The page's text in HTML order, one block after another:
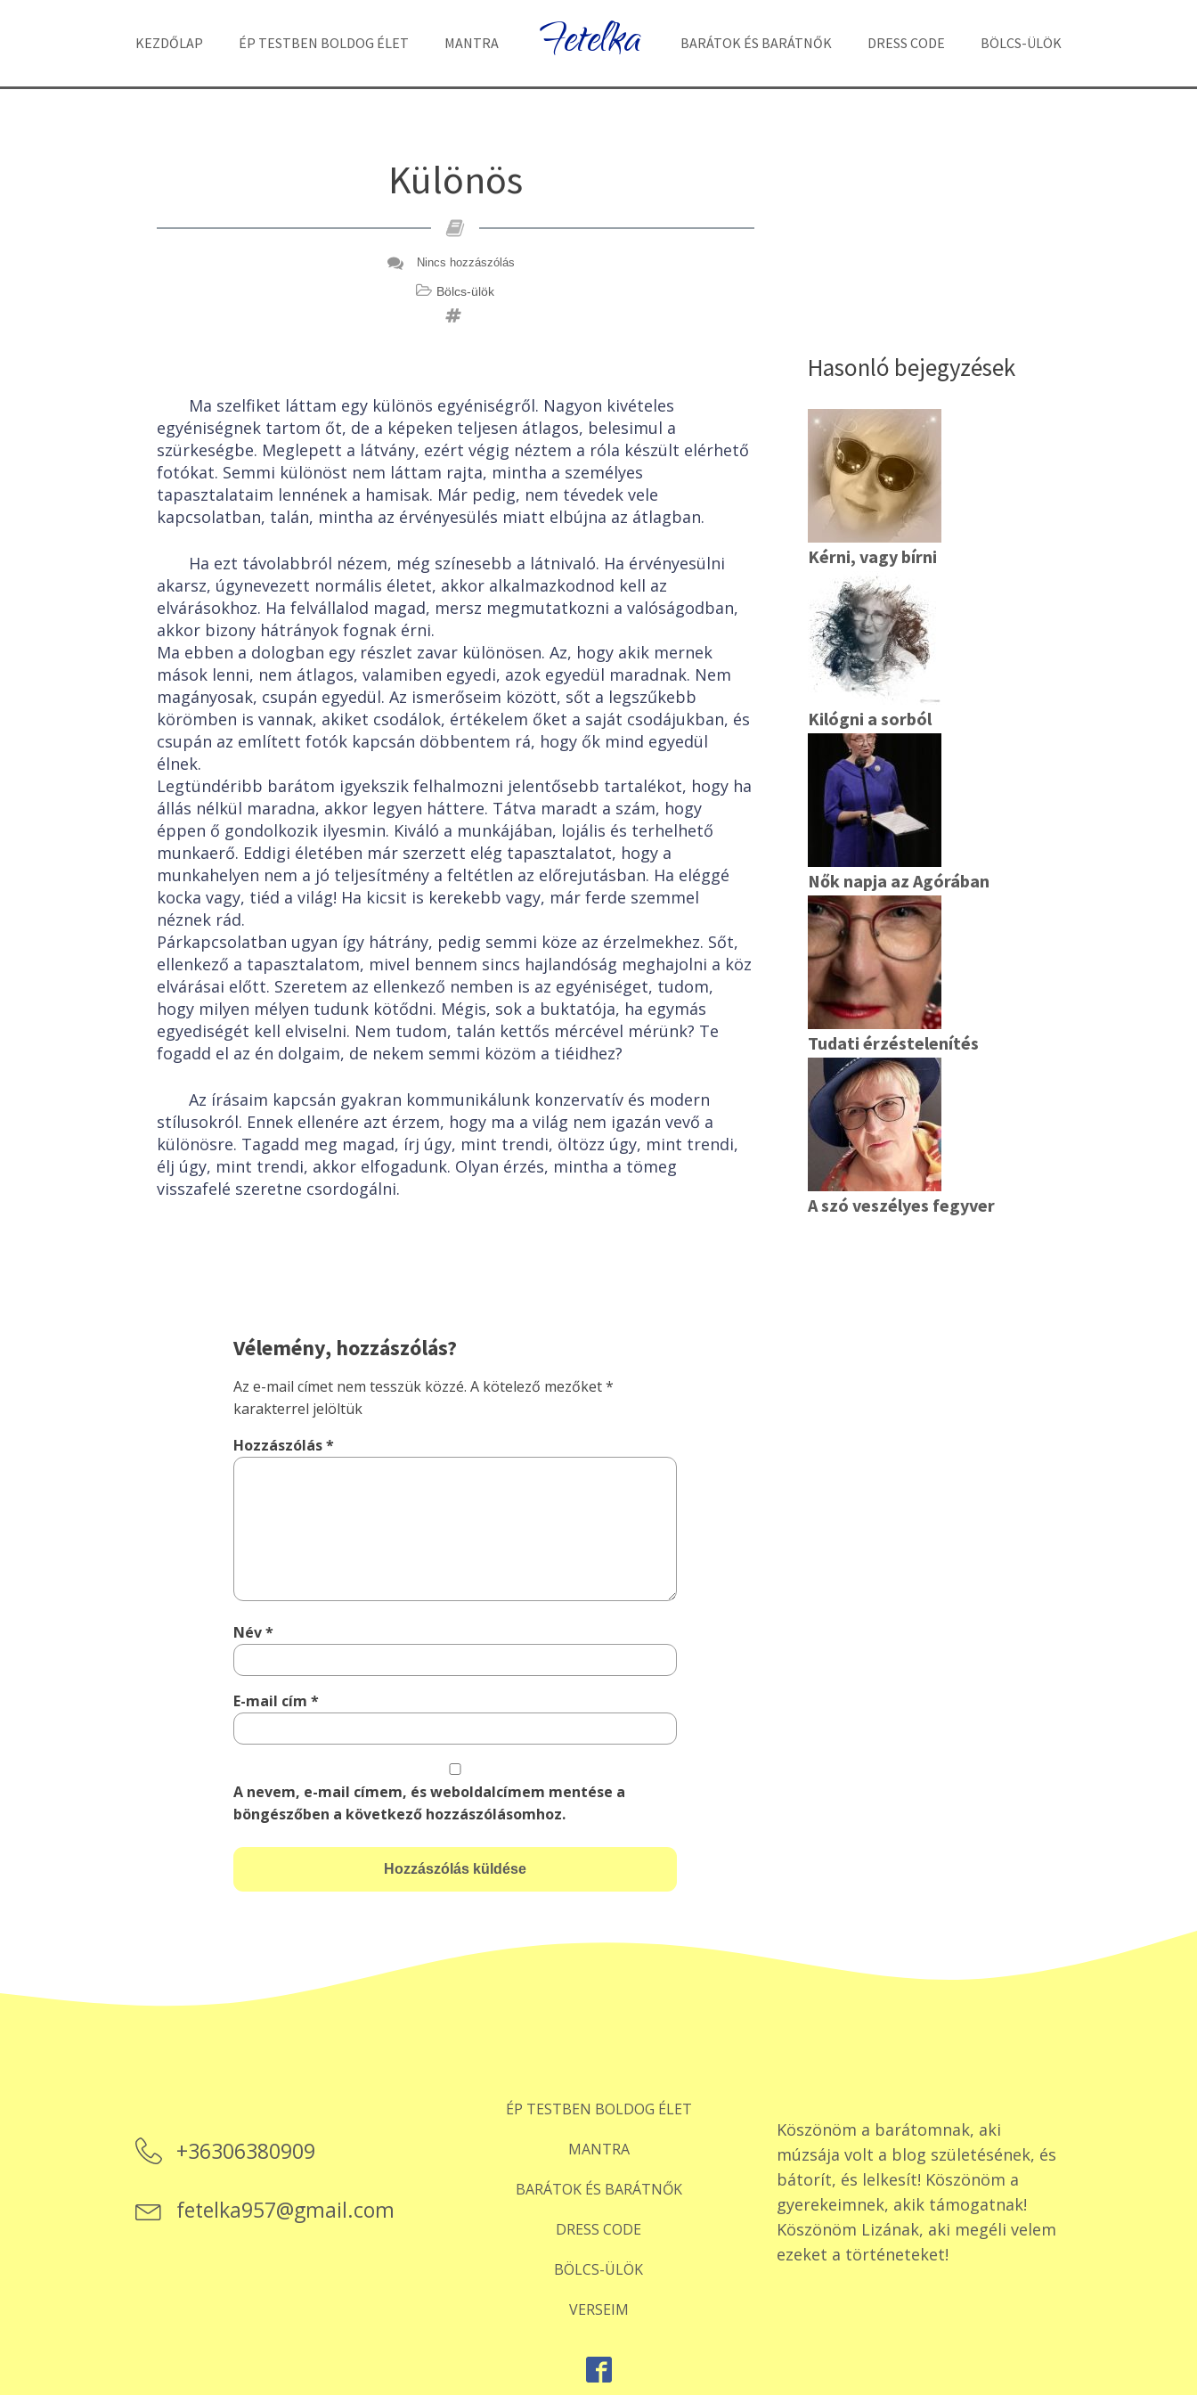
KEZDŐLAP ÉP TESTBEN BOLDOG ÉLET MANTRA Fetelka BARÁTOK ÉS BARÁTNŐK DRESS CODE BÖLCS-ÜLÖK
Különös
Nincs hozzászólás
Bölcs-ülök
Ma szelfiket láttam egy különös egyéniségről. Nagyon kivételes
egyéniségnek tartom őt, de a képeken teljesen átlagos, belesimul a
szürkeségbe. Meglepett a látvány, ezért végig néztem a róla készült elérhető
fotókat. Semmi különöst nem láttam rajta, mintha a személyes
tapasztalataim lennének a hamisak. Már pedig, nem tévedek vele
kapcsolatban, talán, mintha az érvényesülés miatt elbújna az átlagban.
Ha ezt távolabbról nézem, még színesebb a látnivaló. Ha érvényesülni
akarsz, úgynevezett normális életet, akkor alkalmazkodnod kell az
elvárásokhoz. Ha felvállalod magad, mersz megmutatkozni a valóságodban,
akkor bizony hátrányok fognak érni.
Ma ebben a dologban egy részlet zavar különösen. Az, hogy akik mernek
mások lenni, nem átlagos, valamiben egyedi, azok egyedül maradnak. Nem
magányosak, csupán egyedül. Az ismerőseim között, sőt a legszűkebb
körömben is vannak, akiket csodálok, értékelem őket a saját csodájukban, és
csupán az említett fotók kapcsán döbbentem rá, hogy ők mind egyedül
élnek.
Legtündéribb barátom igyekszik felhalmozni jelentősebb tartalékot, hogy ha
állás nélkül maradna, akkor legyen háttere. Tátva maradt a szám, hogy
éppen ő gondolkozik ilyesmin. Kiváló a munkájában, lojális és terhelhető
munkaerő. Eddigi életében már szerzett elég tapasztalatot, hogy a
munkahelyen nem a jó teljesítmény a feltétlen az előrejutásban. Ha eléggé
kocka vagy, tiéd a világ! Ha kicsit is kerekebb vagy, már ferde szemmel
néznek rád.
Párkapcsolatban ugyan így hátrány, pedig semmi köze az érzelmekhez. Sőt,
ellenkező a tapasztalatom, mivel bennem sincs hajlandóság meghajolni a köz
elvárásai előtt. Szeretem az ellenkező nemben is az egyéniséget, tudom,
hogy milyen mélyen tudunk kötődni. Mégis, sok a buktatója, ha egymás
egyediségét kell elviselni. Nem tudom, talán kettős mércével mérünk? Te
fogadd el az én dolgaim, de nekem semmi közöm a tiéidhez?
Az írásaim kapcsán gyakran kommunikálunk konzervatív és modern
stílusokról. Ennek ellenére azt érzem, hogy ma a világ nem igazán vevő a
különösre. Tagadd meg magad, írj úgy, mint trendi, öltözz úgy, mint trendi,
élj úgy, mint trendi, akkor elfogadunk. Olyan érzés, mintha a tömeg
visszafelé szeretne csordogálni.
Vélemény, hozzászólás?
Az e-mail címet nem tesszük közzé. A kötelező mezőket*
karakterrel jelöltük
Hozzászólás*
Név*
E-mail cím*
A nevem, e-mail címem, és weboldalcímem mentése a
böngészőben a következő hozzászólásomhoz.
Hasonló bejegyzések
Kérni, vagy bírni
Kilógni a sorból
Nők napja az Agórában
Tudati érzéstelenítés
A szó veszélyes fegyver
+36306380909
fetelka957@gmail.com
ÉP TESTBEN BOLDOG ÉLET
MANTRA
BARÁTOK ÉS BARÁTNŐK
DRESS CODE
BÖLCS-ÜLÖK
VERSEIM
Köszönöm a barátomnak, aki
múzsája volt a blog születésének, és
bátorít, és lelkesít! Köszönöm a
gyerekeimnek, akik támogatnak!
Köszönöm Lizának, aki megéli velem
ezeket a történeteket!